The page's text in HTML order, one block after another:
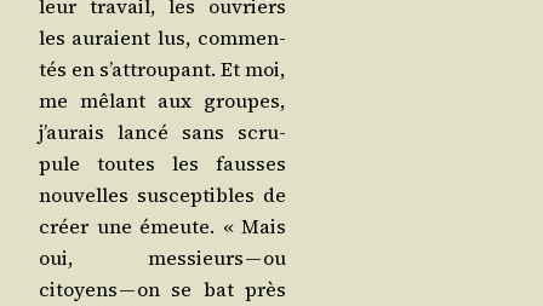
leur tra­vail, les ouvriers
les auraient lus, com­men­
tés en s’at­trou­pant. Et moi,
me mêlant aux groupes,
j’au­rais lan­cé sans scru­
pule toutes les fausses
nou­velles sus­cep­tibles de
créer une émeute. « Mais
oui, mes­sieurs — ou
citoyens — on se bat près